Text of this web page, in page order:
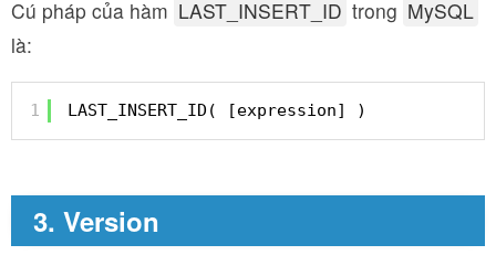
Cú pháp của hàm LAST_INSERT_ID trong MySQL
là:
1 LAST_INSERT_ID( [expression] )
3. Version